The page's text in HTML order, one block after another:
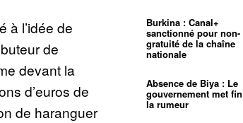
à l’idée de
de
devant la
d’euros de
de haranguer
d’or
Entre
mentale
01:12
à
mettra-
01:12
Burkina : Canal+
sanctionné pour non-
gratuité de la chaîne
nationale
Absence de Biya : Le
gouvernement met
la rumeur